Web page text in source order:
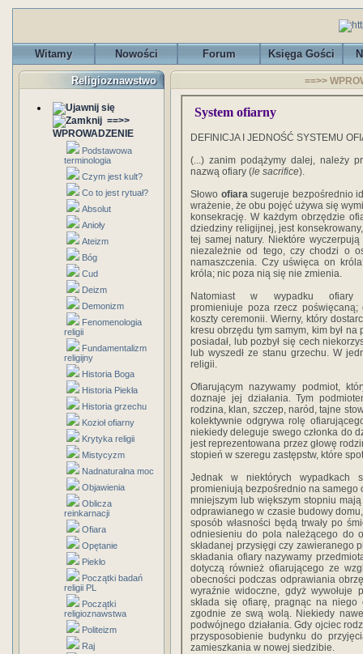
Witamy Nowości Forum Księga Gości
Religioznawstwo
==>>
WPROWADZENIE
Podstawowa
terminologia
Czym jest kult?
Co to jest rytuał?
Absolut
Anioły
Ateizm
Bóg
Cud
Deizm
Demonizm
Fenomenologia
religii
Fundamentalizm
religijny
Historia Boga
Historia Piekła
Historia grzechu
Kozioł ofiarny
Krytyka religii
Mistycyzm
Nadnaturalna moc
Objawienia
Oblicza
reinkarnacji
Ofiara
Opętanie
Piekło
Początki badań
religii PL
Początki
religioznawstwa
Politeizm
Raj
==>>
System ofiarny
DEFINICJA I JEDNOŚĆ SYSTEMU
(...) zanim podążymy dalej, należy
nazwą ofiary (le sacrifice).
Słowo ofiarasugeruje bezpośrednio
wrażenie, że obu pojęć używa się
konsekrację. W każdym obrzędzie
dziedziny religijnej, jest
tej samej natury. Niektóre
niezależnie od tego, czy chodzi o
namaszczenia. Czy uświęca on
króla; nic poza nią się nie zmienia.
Natomiast w wypadku ofiary
promieniuje poza rzecz
koszty ceremonii. Wierny, który
kresu obrzędu tym samym, kim był
posiadał, lub pozbył się cech
lub wyszedł ze stanu grzechu. W
religii.
Ofiarującym nazywamy podmiot,
doznaje jej działania. Tym
rodzina, klan, szczep, naród, tajne
kolektywnie odgrywa rolę
niekiedy deleguje swego członka do
jest reprezentowana przez głowę
stopień w szeregu zastępstw, które
Jednak w niektórych wypadkach
promieniują bezpośrednio na samego
mniejszym lub większym stopniu
odprawianego w czasie budowy
sposób własności będą trwały po
odniesieniu do pola należącego do
składanej przysięgi czy zawieranego
składania ofiary nazywamy
dotyczą również ofiarującego ze
obecności podczas odprawiania
wyraźnie widoczne, gdyż wywołuje
składa się ofiarę, pragnąc na niego
zgodnie ze swą wolą. Niekiedy
podwójnego działania. Gdy ojciec
przysposobienie budynku do
zamieszkania w nowej siedzibie.